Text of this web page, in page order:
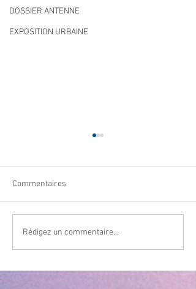
DOSSIER ANTENNE
EXPOSITION URBAINE
Navettes estivales Envibus
gratuites
Commentaires
Rédigez un commentaire...